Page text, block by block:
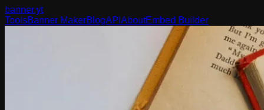
banner.yt
ToolsBanner MakerBlogAPI AboutEmbed Builder